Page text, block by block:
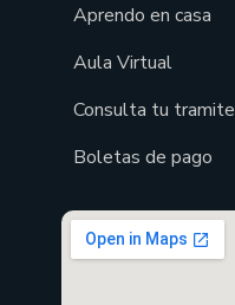
Aprendo en casa
Aula Virtual
Consulta tu tramite
Boletas de pago